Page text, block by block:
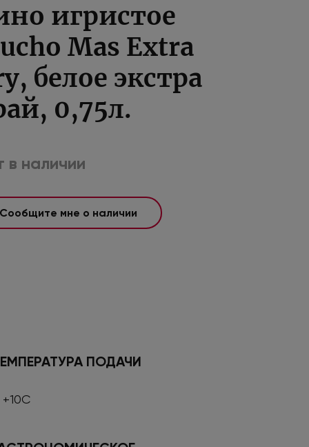
игристое
Mas Extra
белое экстра
0,75л.
в наличии
мне о наличии
ПОДАЧИ